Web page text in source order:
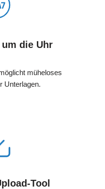
die Uhr
müheloses
Unterlagen.
Tool